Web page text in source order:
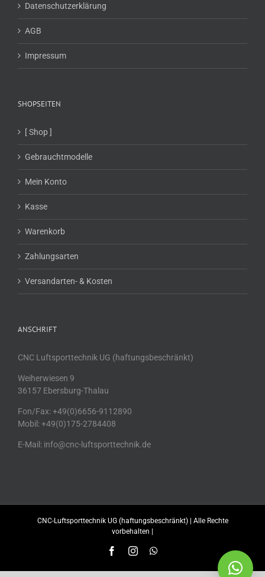
Datenschutzerklärung
AGB
Impressum
SHOPSEITEN
[ Shop ]
Gebrauchtmodelle
Mein Konto
Kasse
Warenkorb
Zahlungsarten
Versandarten- & Kosten
ANSCHRIFT
CNC Luftsporttechnik UG (haftungsbeschränkt)
Weiherwiesen 9
36157 Ebersburg-Thalau
Fon/Fax: +49(0)6656-9112890
Mobil: +49(0)175-2784408
E-Mail: info@cnc-luftsporttechnik.de
CNC-Luftsporttechnik UG (haftungsbeschränkt) | Alle Rechte
vorbehalten |
FacebookInstagramWhatsApp